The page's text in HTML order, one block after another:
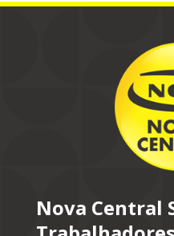
Nova Central